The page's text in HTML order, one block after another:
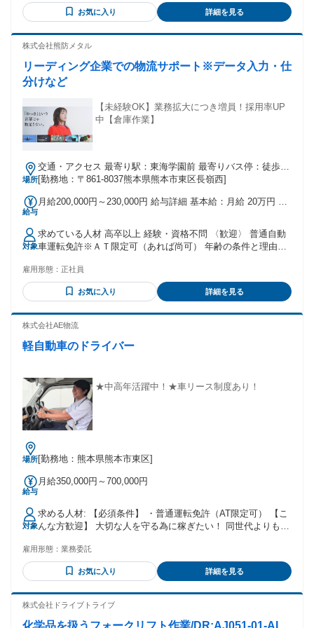
お気に入り 詳細を見る
株式会社熊防メタル
リーディング企業での物流サポート※データ入力・仕
分けなど
【未経験OK】業務拡大につき増員！採用率UP
中【倉庫作業】
場所
交通・アクセス 最寄り駅：東海学園前 最寄りバス停：徒歩5
分程度
[勤務地：〒861-8037熊本県熊本市東区長嶺西]
給与
月給200,000円～230,000円 給与詳細 基本給：月給 20万円 〜
れる通勤・皆勤・家族手当金額：あり 全員に一律で支払われ
るその他手当金額：あり ※残業代は全額支給します。 ※経
験・能力等を考慮の上、加給・優遇いたします。 給与の振り
込み日は毎月1日です。 昇給年1回・賞与年2回（前年度実
円、扶養義務のある子供一人に対し1,000円 ◇ 資格取得支
援・手当あり ※資格の種類による 200円～1,000円 ◇ 交通費
支給あり ※5km～10km 3,300円～ /（1km増毎200円増）
対象
求めている人材 高卒以上 経験・資格不問 〈歓迎〉 普通自動
車運転免許※ＡＴ限定可（あれば尚可） 年齢の条件と理由：
雇用形態： 正社員
お気に入り 詳細を見る
株式会社AE物流
軽自動車のドライバー
★中高年活躍中！★車リース制度あり！
場所[勤務地：熊本県熊本市東区]
給与
月給350,000円～700,000円
対象
求める人材: 【必須条件】 ・普通運転免許（AT限定可） 【こ
んな方歓迎】 大切な人を守る為に稼ぎたい！ 同世代よりも稼
りません。誠実なあなたをお待ちしております！ ※アルバイ
ト・パートではございません。業務委託契約となります。
雇用形態： 業務委託
お気に入り 詳細を見る
株式会社ドライブトライブ
化学品を扱うフォークリフト作業/DR:AJ051-01-AI